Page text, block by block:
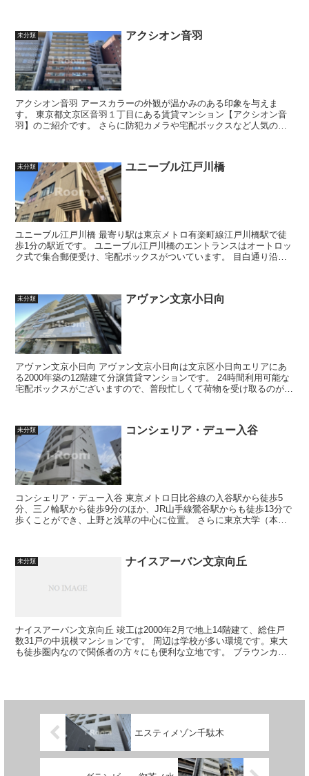
未分類 アクシオン音羽
アクシオン音羽 アースカラーの外観が温かみのある印象を与えま
す。 東京都文京区音羽１丁目にある賃貸マンション【アクシオン音
羽】のご紹介です。 さらに防犯カメラや宅配ボックスなど人気のセ
未分類 ユニーブル江戸川橋
ユニーブル江戸川橋 最寄り駅は東京メトロ有楽町線江戸川橋駅で徒
歩1分の駅近です。 ユニーブル江戸川橋のエントランスはオートロッ
ク式で集合郵便受け、宅配ボックスがついています。 目白通り沿
未分類 アヴァン文京小日向
アヴァン文京小日向 アヴァン文京小日向は文京区小日向エリアにあ
る2000年築の12階建て分譲賃貸マンションです。 24時間利用可能な
宅配ボックスがございますので、普段忙しくて荷物を受け取るのが難
未分類 コンシェリア・デュー入谷
コンシェリア・デュー入谷 東京メトロ日比谷線の入谷駅から徒歩5
分、三ノ輪駅から徒歩9分のほか、JR山手線鶯谷駅からも徒歩13分で
歩くことができ、上野と浅草の中心に位置。 さらに東京大学（本郷
未分類 ナイスアーバン文京向丘
ナイスアーバン文京向丘 竣工は2000年2月で地上14階建て、総住戸
数31戸の中規模マンションです。 周辺は学校が多い環境です。東大
も徒歩圏内なので関係者の方々にも便利な立地です。 ブラウンカラ
エスティメゾン千駄木